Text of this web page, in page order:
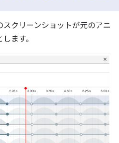
クリーンショットが元のアニ
ます。